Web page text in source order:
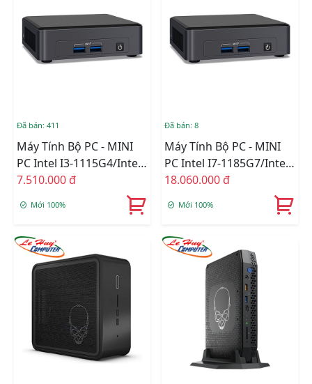
Đã bán: 411
Máy Tính Bộ PC - MINI
PC Intel I3-1115G4/Intel
UHD Graphics/Wifi 6 +
Bluetooth/Ram Option/
Ổ Cứng Option
7.510.000 đ
Mới 100%
Đã bán: 8
Máy Tính Bộ PC - MINI
PC Intel I7-1185G7/Intel
Iris Xe Graphics/Wifi 6 +
Bluetooth/Ram Option/
Ổ Cứng Option
18.060.000 đ
Mới 100%